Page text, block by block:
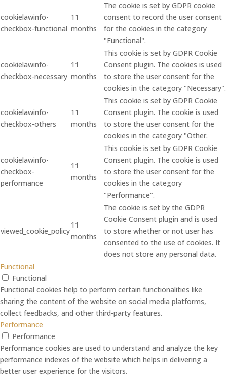
cookielawinfo-
checkbox-functional
11
months
The cookie is set by GDPR cookie
consent to record the user consent
for the cookies in the category
"Functional".
cookielawinfo-
checkbox-necessary
11
months
This cookie is set by GDPR Cookie
Consent plugin. The cookies is used
to store the user consent for the
cookies in the category "Necessary".
cookielawinfo-
checkbox-others
11
months
This cookie is set by GDPR Cookie
Consent plugin. The cookie is used
to store the user consent for the
cookies in the category "Other.
cookielawinfo-
checkbox-
performance
11
months
This cookie is set by GDPR Cookie
Consent plugin. The cookie is used
to store the user consent for the
cookies in the category
"Performance".
viewed_cookie_policy
11
months
The cookie is set by the GDPR
Cookie Consent plugin and is used
to store whether or not user has
consented to the use of cookies. It
does not store any personal data.
Functional
Functional
Functional cookies help to perform certain functionalities like
sharing the content of the website on social media platforms,
collect feedbacks, and other third-party features.
Performance
Performance
Performance cookies are used to understand and analyze the key
performance indexes of the website which helps in delivering a
better user experience for the visitors.